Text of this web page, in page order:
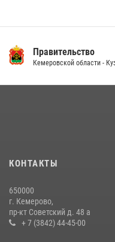
14 июля 2026, 08:52 1
20 июля 2026, 08:52
детского дома в рамках
20 июля 2026, 10:54
Правительство
Кемеровской области -
КОНТАКТЫ
650000
г. Кемерово,
пр-кт Советский д. 48 а
+ 7 (3842) 44-45-00